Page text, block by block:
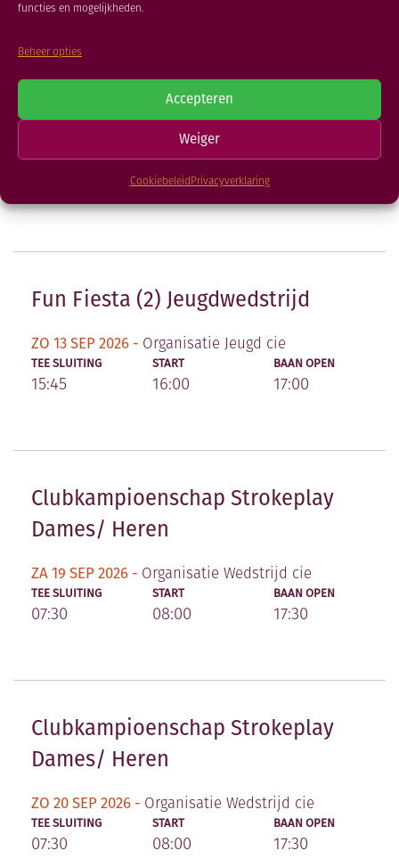
functies en mogelijkheden.
Beheer opties
Accepteren
Weiger
CookiebeleidPrivacyverklaring
Organisatie Marco van Wijk
TEE SLUITING START
10:00
BAAN OPEN
Fun Fiesta (2) Jeugdwedstrijd
ZO 13 SEP 2026 - Organisatie Jeugd cie
TEE SLUITING
15:45
START
16:00
BAAN OPEN
17:00
Clubkampioenschap Strokeplay
Dames/ Heren
ZA 19 SEP 2026 - Organisatie Wedstrijd cie
TEE SLUITING
07:30
START
08:00
BAAN OPEN
17:30
Clubkampioenschap Strokeplay
Dames/ Heren
ZO 20 SEP 2026 - Organisatie Wedstrijd cie
TEE SLUITING
07:30
START
08:00
BAAN OPEN
17:30